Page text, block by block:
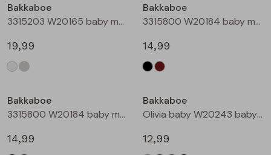
Bakkaboe
3315203 W20165 baby meisjes lange broek Grijs midden
19,99
Bakkaboe
3315800 W20184 baby meisjes rok kort Zwart
14,99
Bakkaboe
3315800 W20184 baby meisjes rok kort Bruin donker
14,99
Bakkaboe
Olivia baby W20243 baby meisjes T-shirt lm Kit
12,99